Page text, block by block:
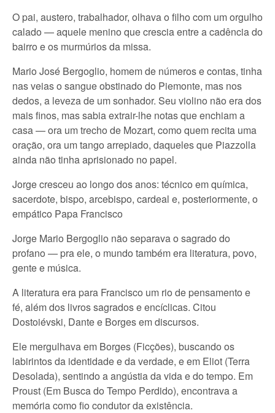
O pai, austero, trabalhador, olhava o filho com um orgulho
calado — aquele menino que crescia entre a cadência do
bairro e os murmúrios da missa.
Mario José Bergoglio, homem de números e contas, tinha
nas veias o sangue obstinado do Piemonte, mas nos
dedos, a leveza de um sonhador. Seu violino não era dos
mais finos, mas sabia extrair-lhe notas que enchiam a
casa — ora um trecho de Mozart, como quem recita uma
oração, ora um tango arrepiado, daqueles que Piazzolla
ainda não tinha aprisionado no papel.
Jorge cresceu ao longo dos anos: técnico em química,
sacerdote, bispo, arcebispo, cardeal e, posteriormente, o
empático Papa Francisco
Jorge Mario Bergoglio não separava o sagrado do
profano — pra ele, o mundo também era literatura, povo,
gente e música.
A literatura era para Francisco um rio de pensamento e
fé, além dos livros sagrados e encíclicas. Citou
Dostoiévski, Dante e Borges em discursos.
Ele mergulhava em Borges (Ficções), buscando os
labirintos da identidade e da verdade, e em Eliot (Terra
Desolada), sentindo a angústia da vida e do tempo. Em
Proust (Em Busca do Tempo Perdido), encontrava a
memória como fio condutor da existência.